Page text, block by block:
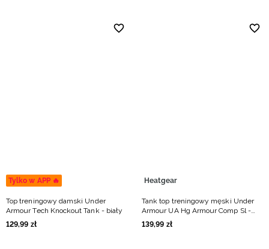
Tylko w APP 🔥
Top treningowy damski Under
Armour Tech Knockout Tank - biały
129,99 zł
Heatgear
Tank top treningowy męski Under
Armour UA Hg Armour Comp Sl -
biały
139,99 zł